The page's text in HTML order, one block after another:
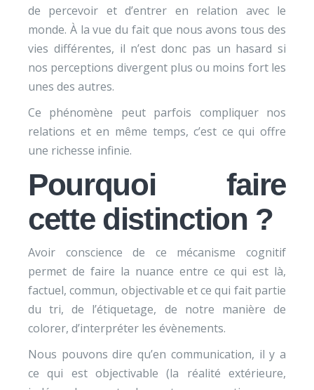
de percevoir et d’entrer en relation avec le
monde. À la vue du fait que nous avons tous des
vies différentes, il n’est donc pas un hasard si
nos perceptions divergent plus ou moins fort les
unes des autres.
Ce phénomène peut parfois compliquer nos
relations et en même temps, c’est ce qui offre
une richesse infinie.
Pourquoi faire
cette distinction ?
Avoir conscience de ce mécanisme cognitif
permet de faire la nuance entre ce qui est là,
factuel, commun, objectivable et ce qui fait partie
du tri, de l’étiquetage, de notre manière de
colorer, d’interpréter les évènements.
Nous pouvons dire qu’en communication, il y a
ce qui est objectivable (la réalité extérieure,